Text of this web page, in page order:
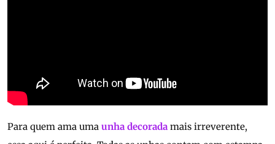
Para quem ama uma unha decorada mais irreverente,